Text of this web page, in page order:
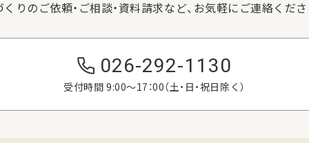
りのご依頼・ご相談・資料請求など、 お気軽にご連絡くださ
026-292-1130
受付時間 9:00〜17：00（土・日・祝日除く）